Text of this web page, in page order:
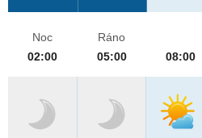
Noc
02:00
Ráno
05:00
08:00